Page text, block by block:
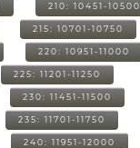
210: 10451-10500
215: 10701-10750
220: 10951-11000
225: 11201-11250
230: 11451-11500
235: 11701-11750
240: 11951-12000